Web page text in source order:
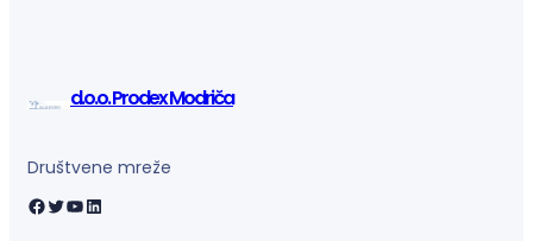
d.o.o. Prodex Modriča
Društvene mreže
Facebook Twitter YouTube LinkedIn